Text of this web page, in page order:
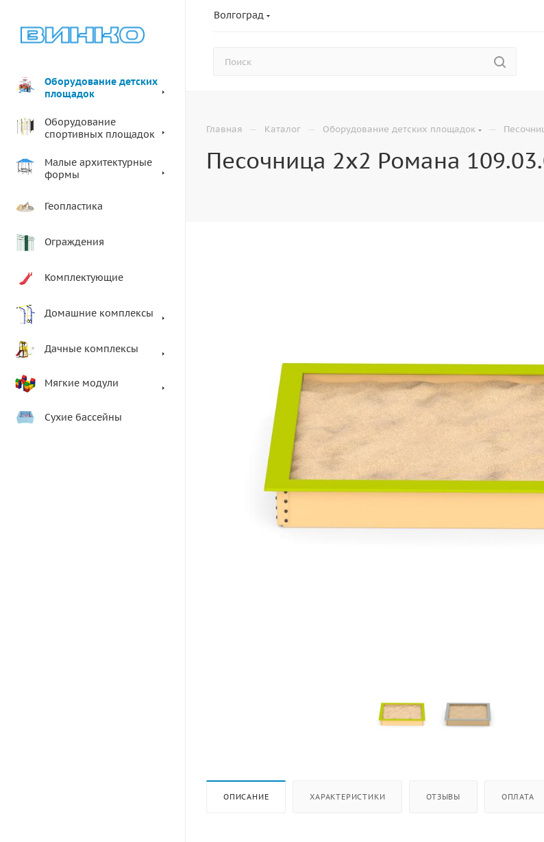
Волгоград
Оборудование детских
площадок
Оборудование
спортивных площадок
Малые архитектурные
формы
Геопластика
Ограждения
Комплектующие
Домашние комплексы
Дачные комплексы
Мягкие модули
Сухие бассейны
Главная — Каталог — Оборудование детских площадок —
Песочница 2х2 Романа
ОПИСАНИЕ ХАРАКТЕРИСТИКИ ОТЗЫВЫ ОПЛАТА